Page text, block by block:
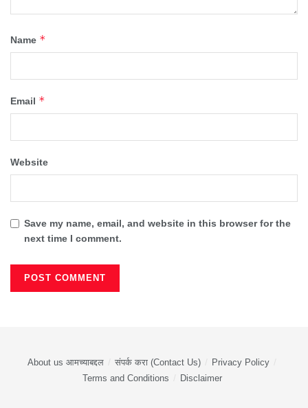
Name *
Email *
Website
Save my name, email, and website in this browser for the
next time I comment.
About us आमच्याबद्दल संपर्क करा (Contact Us)
Privacy Policy
Terms and Conditions
Disclaimer